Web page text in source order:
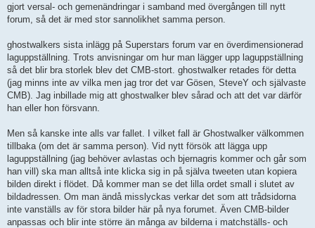
g
g
gjort versal- och gemenändringar i samband med övergången till nytt
forum, så det är med stor sannolikhet samma person.
ghostwalkers sista inlägg på Superstars forum var en överdimensionerad
laguppställning. Trots anvisningar om hur man lägger upp laguppställning
så det blir bra storlek blev det CMB-stort. ghostwalker retades för detta
(jag minns inte av vilka men jag tror det var Gösen, SteveY och självaste
CMB). Jag inbillade mig att ghostwalker blev sårad och att det var därför
han eller hon försvann.
Men så kanske inte alls var fallet. I vilket fall är Ghostwalker välkommen
tillbaka (om det är samma person). Vid nytt försök att lägga upp
laguppställning (jag behöver avlastas och bjernagris kommer och går som
han vill) ska man alltså inte klicka sig in på själva tweeten utan kopiera
bilden direkt i flödet. Då kommer man se det lilla ordet small i slutet av
bildadressen. Om man ändå misslyckas verkar det som att trådsidorna
inte vanställs av för stora bilder här på nya forumet. Även CMB-bilder
anpassas och blir inte större än många av bilderna i matchställs- och